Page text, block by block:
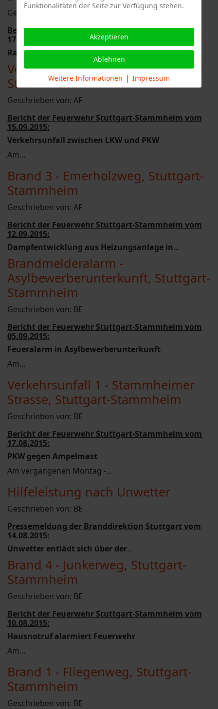
Geschrieben von:
Bericht der Feuerwehr Stuttgart-Stammheim vom
17.09.2015:
Rauchentwicklung aus...
Verkehrsunfall 1 - B27a, Stuttgart-
Stammheim
Geschrieben von: AF
Bericht der Feuerwehr Stuttgart-Stammheim vom
15.09.2015:
Verkehrsunfall zwischen LKW und PKW
Am...
Brand 3 - Emerholzweg, Stuttgart-
Stammheim
Geschrieben von: AF
Bericht der Feuerwehr Stuttgart-Stammheim vom
12.09.2015:
Dampfentwicklung aus Heizungsanlage in...
Brandmelderalarm -
Asylbewerberunterkunft, Stuttgart-
Stammheim
Geschrieben von: BE
Bericht der Feuerwehr Stuttgart-Stammheim vom
05.09.2015:
Feueralarm in Asylbewerberunterkunft
Am...
Verkehrsunfall 1 - Stammheimer
Strasse, Stuttgart-Stammheim
Geschrieben von: BE
Bericht der Feuerwehr Stuttgart-Stammheim vom
17.08.2015:
PKW gegen Ampelmast
Am vergangenen Montag -...
Hilfeleistung nach Unwetter
Geschrieben von: BE
Pressemeldung der Branddirektion Stuttgart vom
14.08.2015:
Unwetter entlädt sich über der...
Brand 4 - Junkerweg, Stuttgart-
Stammheim
Geschrieben von: BE
Bericht der Feuerwehr Stuttgart-Stammheim vom
10.08.2015:
Hausnotruf alarmiert Feuerwehr
Am...
Brand 1 - Fliegenweg, Stuttgart-
Stammheim
Geschrieben von: BE
Funktionalitäten der Seite zur Verfügung stehen.
Akzeptieren
Ablehnen
Weitere Informationen | Impressum